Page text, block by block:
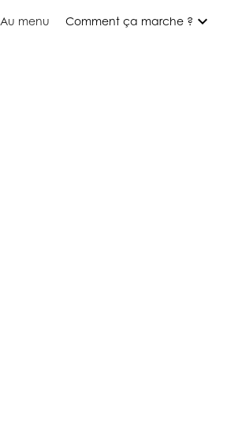
Au menu Comment ça marche ? expand_more